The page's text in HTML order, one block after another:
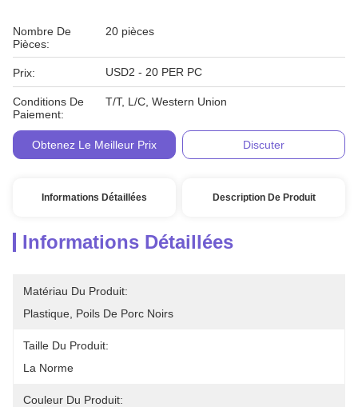
Nombre De
Pièces:
20 pièces
Prix: USD2 - 20 PER PC
Conditions De
Paiement:
T/T, L/C, Western Union
Obtenez Le Meilleur Prix Discuter
Informations Détaillées Description De Produit
Informations Détaillées
Matériau Du Produit:
Plastique, Poils De Porc Noirs
Taille Du Produit:
La Norme
Couleur Du Produit: